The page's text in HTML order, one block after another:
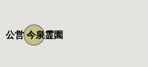
公営 今泉霊園